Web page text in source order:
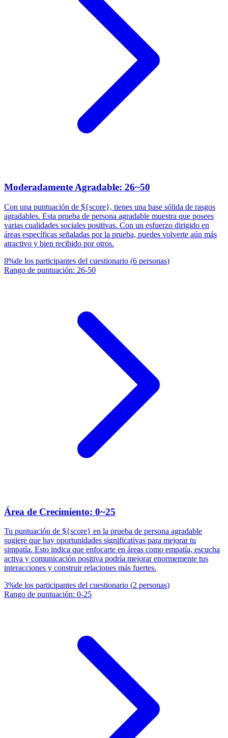
Moderadamente Agradable: 26~50
Con una puntuación de ${score}, tienes una base sólida de rasgos
agradables. Esta prueba de persona agradable muestra que posees
varias cualidades sociales positivas. Con un esfuerzo dirigido en
áreas específicas señaladas por la prueba, puedes volverte aún más
atractivo y bien recibido por otros.
8%de los participantes del cuestionario (6 personas)
Rango de puntuación: 26-50
Área de Crecimiento: 0~25
Tu puntuación de ${score} en la prueba de persona agradable
sugiere que hay oportunidades significativas para mejorar tu
simpatía. Esto indica que enfocarte en áreas como empatía, escucha
activa y comunicación positiva podría mejorar enormemente tus
interacciones y construir relaciones más fuertes.
3%de los participantes del cuestionario (2 personas)
Rango de puntuación: 0-25